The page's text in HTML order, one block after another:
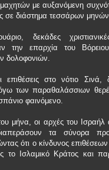
με αυξανόμενη
σε διάστημα τεσσάρων
δεκάδες
την επαρχία του
δολοφονιών.
επιθέσεις στο νότιο
των παραθαλάσσιων
φαινόμενο.
μήνα, οι αρχές του
τα σύνορα
ότι ο κίνδυνος
το Ισλαμικό Κράτος και